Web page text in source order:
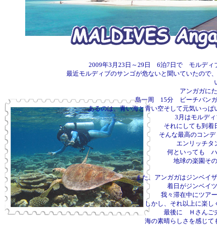
2009年3月23日～29日 6泊7日で モルデ
最近モルディブのサンゴが危ないと聞いていたので
アンガガに
島一周 15分 ビーチバンガ
あるのは、青い海と青い空そして元気いっ
3月はモルデ
それにしても到着
そんな最高のコン
エンリッチタ
何といっても ハ
地球の楽園そ
また、アンガガはジンベイ
着日がジンベイ
我々滞在中にツア
しかし、それ以上に楽
最後に Ｈさんご
海の素晴らしさを感じて